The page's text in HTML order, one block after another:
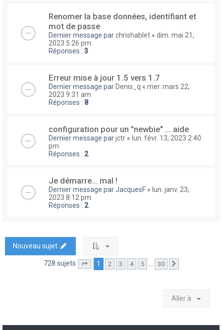
Renomer la base données, identifiant et
mot de passe
Dernier message parchrishablet « dim. mai 21,
2023 5:26 pm
Réponses : 3
Erreur mise à jour 1.5 vers 1.7
Dernier message par Denis_q « mer. mars 22,
2023 9:31 am
Réponses : 8
configuration pour un "newbie" ... aide
Dernier message parjctr « lun. févr. 13, 2023 2:40
pm
Réponses : 2
Je démarre... mal !
Dernier message parJacquesF « lun. janv. 23,
2023 8:12 pm
Réponses : 2
Nouveau sujet
728 sujets Page sur30
1 2 3 4 5 … 30
Aller à